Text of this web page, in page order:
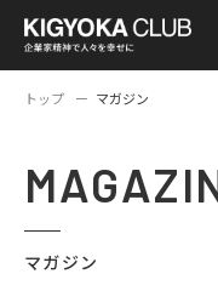
トップ マガジン
マガジン